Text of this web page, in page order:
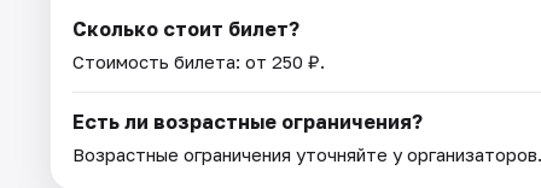
Сколько стоит билет?
Стоимость билета: от 250 ₽.
Есть ли возрастные ограничения?
Возрастные ограничения уточняйте у организаторов.